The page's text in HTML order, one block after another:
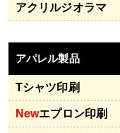
アクリルジオラマ
アパレル製品
Tシャツ印刷
Newエプロン印刷